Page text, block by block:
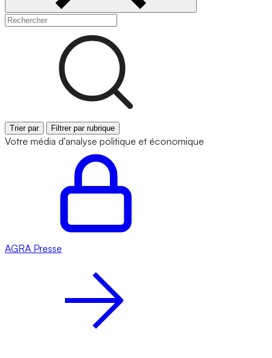
Trier par Filtrer par rubrique
Votre média d'analyse politique et économique
AGRA Presse